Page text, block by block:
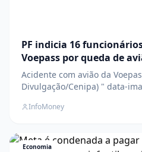
PF indicia 16
Voepass por queda de
Acidente com avião da
Divulgação/Cenipa) " data-
Divulgação/Cenipa) " data-
content/uploads/2024/11/
InfoMoney
Economia